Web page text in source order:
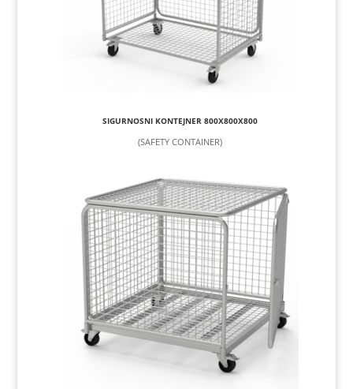
SIGURNOSNI KONTEJNER 800X800X800
(SAFETY CONTAINER)